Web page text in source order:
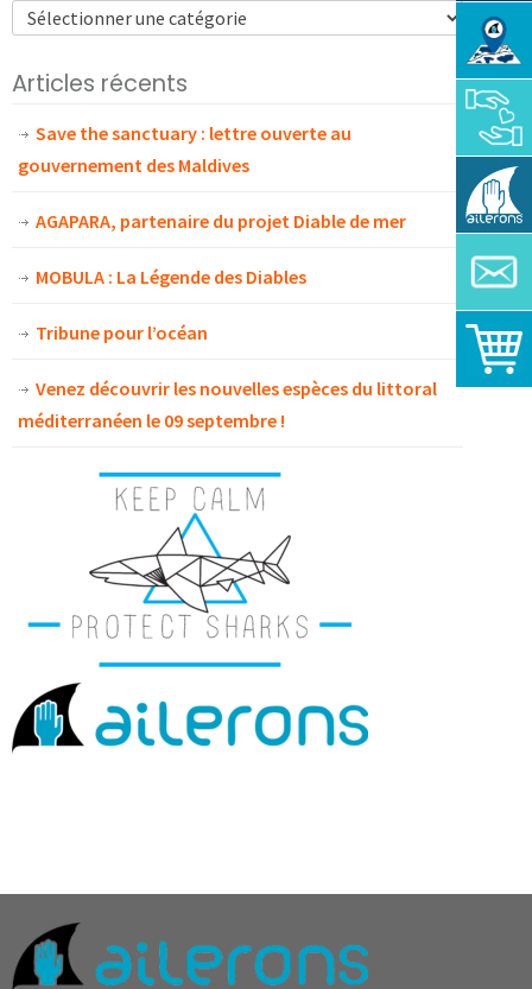
Articles récents
Save the sanctuary : lettre ouverte au
gouvernement des Maldives
AGAPARA, partenaire du projet Diable de mer
MOBULA : La Légende des Diables
Tribune pour l’océan
Venez découvrir les nouvelles espèces du littoral
méditerranéen le 09 septembre !